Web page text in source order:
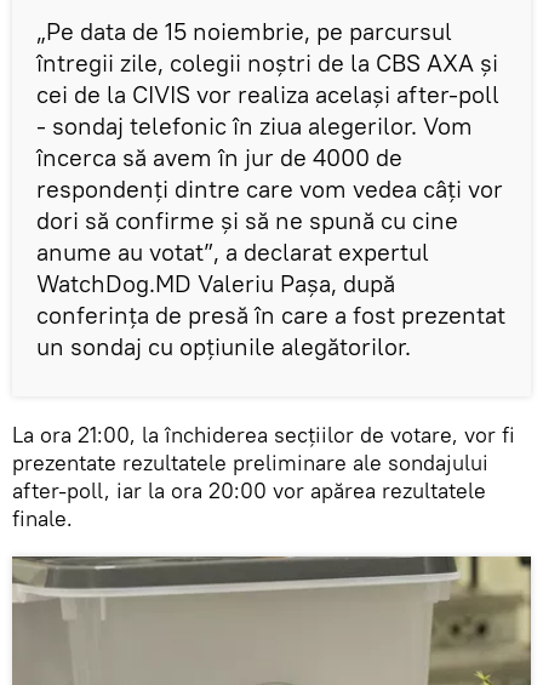
„Pe data de 15 noiembrie, pe parcursul
întregii zile, colegii noștri de la CBS AXA și
cei de la CIVIS vor realiza același after-poll
- sondaj telefonic în ziua alegerilor. Vom
încerca să avem în jur de 4000 de
respondenți dintre care vom vedea câți vor
dori să confirme și să ne spună cu cine
anume au votat”, a declarat expertul
WatchDog.MD Valeriu Pașa, după
conferința de presă în care a fost prezentat
un sondaj cu opțiunile alegătorilor.
La ora 21:00, la închiderea secțiilor de votare, vor fi
prezentate rezultatele preliminare ale sondajului
after-poll, iar la ora 20:00 vor apărea rezultatele
finale.